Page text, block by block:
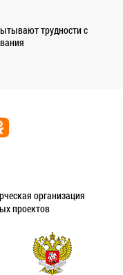
трудности с
организация
проектов